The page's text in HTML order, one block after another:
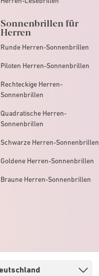
Sonnenbrillen für
Herren
Runde Herren-Sonnenbrillen
Piloten Herren-Sonnenbrillen
Rechteckige Herren-
Sonnenbrillen
Quadratische Herren-
Sonnenbrillen
Schwarze Herren-Sonnenbrillen
Goldene Herren-Sonnenbrillen
Braune Herren-Sonnenbrillen